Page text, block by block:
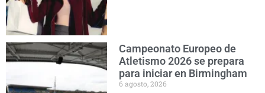
Campeonato Europeo de
Atletismo 2026 se prepara
para iniciar en Birmingham
6 agosto, 2026